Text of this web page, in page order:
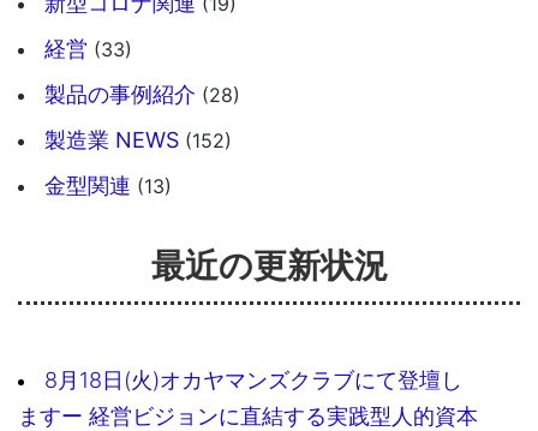
経営 (33)
製品の事例紹介 (28)
製造業 NEWS (152)
金型関連 (13)
最近の更新状況
8月18日(火)オカヤマンズクラブにて登壇し
ますー 経営ビジョンに直結する実践型人的資本